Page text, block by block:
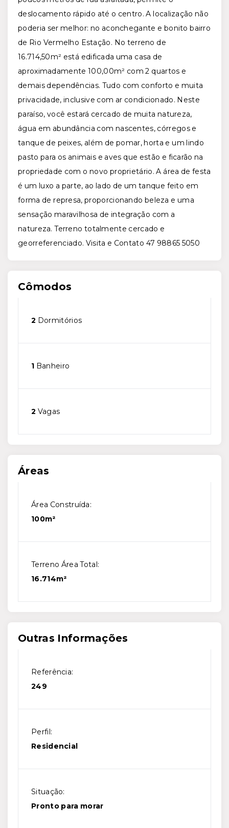
deslocamento rápido até o centro. A localização não
poderia ser melhor: no aconchegante e bonito bairro
de Rio Vermelho Estação. No terreno de
16.714,50m² está edificada uma casa de
aproximadamente 100,00m² com 2 quartos e
demais dependências. Tudo com conforto e muita
privacidade, inclusive com ar condicionado. Neste
paraíso, você estará cercado de muita natureza,
água em abundância com nascentes, córregos e
tanque de peixes, além de pomar, horta e um lindo
pasto para os animais e aves que estão e ficarão na
propriedade com o novo proprietário. A área de festa
é um luxo a parte, ao lado de um tanque feito em
forma de represa, proporcionando beleza e uma
sensação maravilhosa de integração com a
natureza. Terreno totalmente cercado e
georreferenciado. Visita e Contato 47 98865 5050
Cômodos
2 Dormitórios
1 Banheiro
2 Vagas
Áreas
Área Construída:
100m²
Terreno Área Total:
16.714m²
Outras Informações
Referência:
249
Perfil:
Residencial
Situação:
Pronto para morar